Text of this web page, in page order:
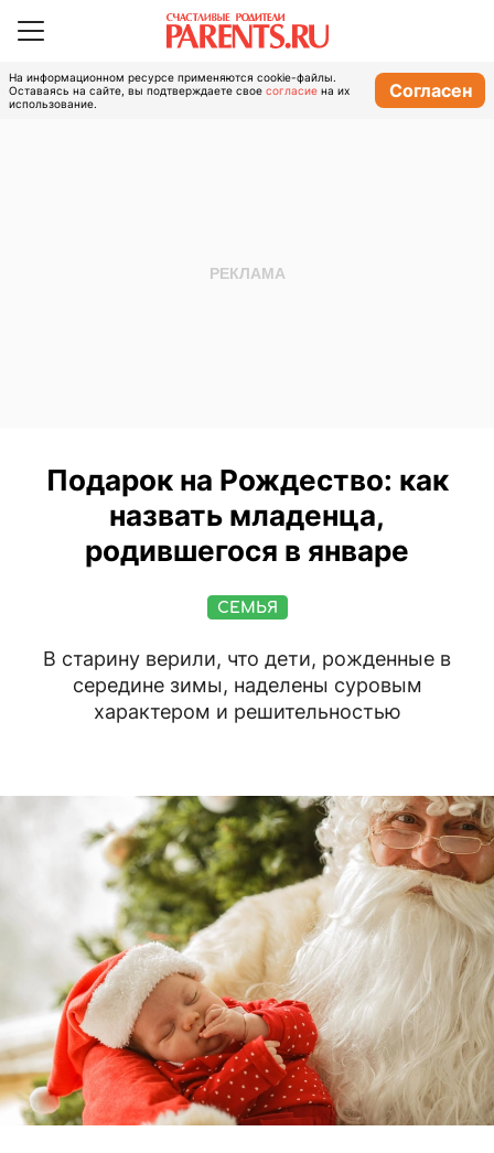
На информационном ресурсе применяются cookie-файлы.
Оставаясь на сайте, вы подтверждаете свое согласие на их
использование.
Согласен
Подарок на Рождество: как
назвать младенца,
родившегося в январе
СЕМЬЯ
В старину верили, что дети, рожденные в
середине зимы, наделены суровым
характером и решительностью